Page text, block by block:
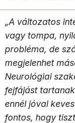
„A változatos
vagy tompa,
probléma, de
megjelenhet
Neurológiai
fejfájást
ennél jóval
fontos, hogy